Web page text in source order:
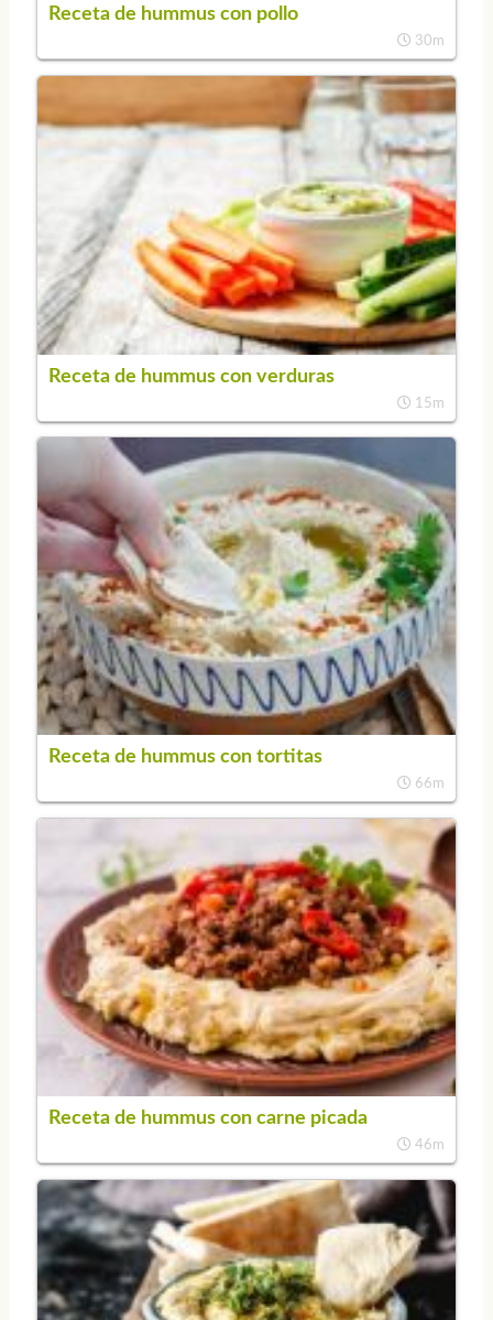
Receta de hummus con pollo
30m
Receta de hummus con verduras
15m
Receta de hummus con tortitas
66m
Receta de hummus con carne picada
46m